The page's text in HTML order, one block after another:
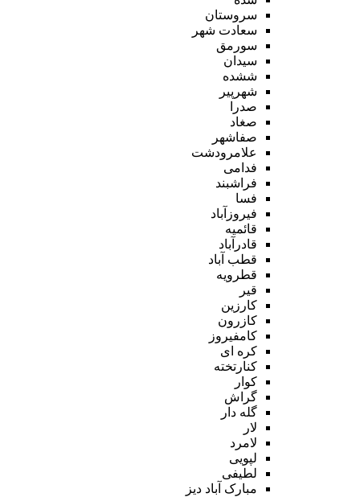
سروستان
سعادت شهر
سورمق
سیدان
ششده
شهرپیر
صدرا
صغاد
صفاشهر
علامرودشت
فدامی
فراشبند
فسا
فیروزآباد
قائمیه
قادرآباد
قطب آباد
قطرویه
قیر
کارزین
کازرون
کامفیروز
کره ای
کنارتخته
کوار
گراش
گله دار
لار
لامرد
لپویی
لطیفی
مبارک آباد دیز